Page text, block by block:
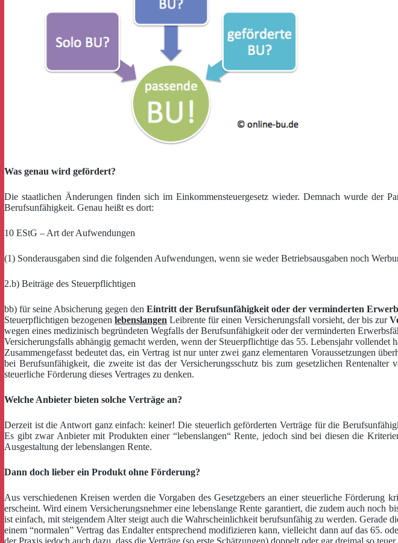
Was genau wird gefördert?
Die staatlichen Änderungen finden sich im Einkommensteuergesetz wieder. Demnach wurde der
Berufsunfähigkeit. Genau heißt es dort:
10 EStG – Art der Aufwendungen
(1) Sonderausgaben sind die folgenden Aufwendungen, wenn sie weder Betriebsausgaben noch
2.b) Beiträge des Steuerpflichtigen
bb) für seine Absicherung gegen den Eintritt der Berufsunfähigkeit oder der verminderten
Steuerpflichtigen bezogenen lebenslangen Leibrente für einen Versicherungsfall vorsieht, der bis zur
wegen eines medizinisch begründeten Wegfalls der Berufsunfähigkeit oder der verminderten
Versicherungsfalls abhängig gemacht werden, wenn der Steuerpflichtige das 55. Lebensjahr vollendet
Zusammengefasst bedeutet das, ein Vertrag ist nur unter zwei ganz elementaren Voraussetzungen
bei Berufsunfähigkeit, die zweite ist das der Versicherungsschutz bis zum gesetzlichen
steuerliche Förderung dieses Vertrages zu denken.
Welche Anbieter bieten solche Verträge an?
Derzeit ist die Antwort ganz einfach: keiner! Die steuerlich geförderten Verträge für die
Es gibt zwar Anbieter mit Produkten einer “lebenslangen“ Rente, jedoch sind bei diesen die
Ausgestaltung der lebenslangen Rente.
Dann doch lieber ein Produkt ohne Förderung?
Aus verschiedenen Kreisen werden die Vorgaben des Gesetzgebers an einer steuerliche Förderung
erscheint. Wird einem Versicherungsnehmer eine lebenslange Rente garantiert, die zudem auch noch
ist einfach, mit steigendem Alter steigt auch die Wahrscheinlichkeit berufsunfähig zu werden. Gerade
einem “normalen” Vertrag das Endalter entsprechend modifizieren kann, vielleicht dann auf das 65.
der Praxis jedoch auch dazu, dass die Verträge (so erste Schätzungen) doppelt oder gar dreimal so